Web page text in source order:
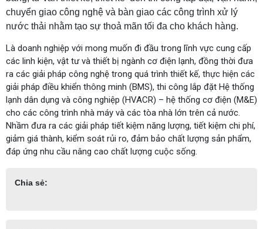
chuyển giao công nghệ và bàn giao các công trình xử lý
nước thải nhằm tạo sự thoả mãn tối đa cho khách hàng.
Là doanh nghiệp với mong muốn đi đầu trong lĩnh vực cung cấp
các linh kiện, vật tư và thiết bị ngành cơ điện lạnh, đồng thời đưa
ra các giải pháp công nghệ trong quá trình thiết kế, thực hiện các
giải pháp điều khiển thông minh (BMS), thi công lắp đặt Hệ thống
lạnh dân dụng và công nghiệp (HVACR) – hệ thống cơ điện (M&E)
cho các công trình nhà máy và các tòa nhà lớn trên cả nước.
Nhầm đưa ra các giải pháp tiết kiệm năng lượng, tiết kiệm chi phí,
giảm giá thành, kiểm soát rủi ro, đảm bảo chất lượng sản phẩm,
đáp ứng nhu cầu nâng cao chất lượng cuộc sống.
Chia sẻ: